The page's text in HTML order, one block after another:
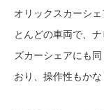
オリックスカーシ
とんどの車両で、
ズカーシェアにも
おり、操作性もかな